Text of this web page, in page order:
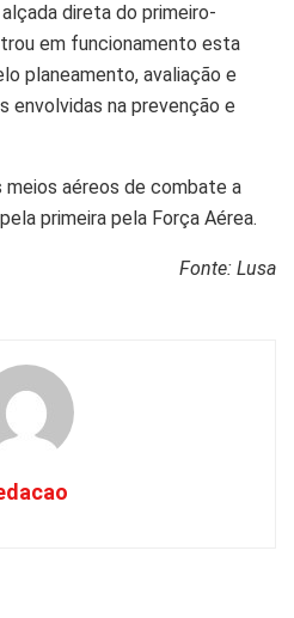
direta do primeiro-
em funcionamento esta
planeamento, avaliação e
envolvidas na prevenção e
aéreos de combate a
primeira pela Força Aérea.
Fonte: Lusa